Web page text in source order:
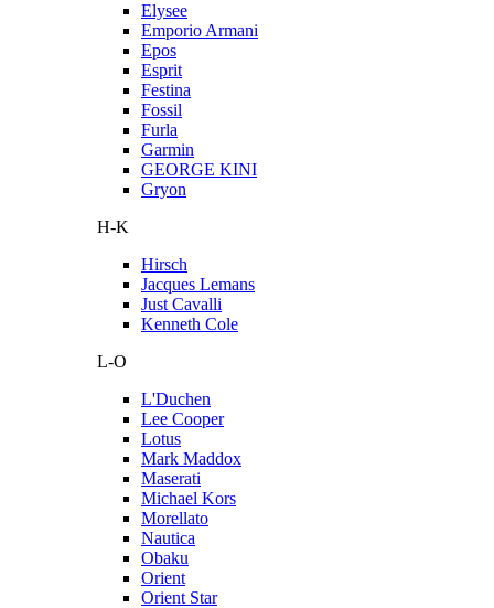
Elysee
Emporio Armani
Epos
Esprit
Festina
Fossil
Furla
Garmin
GEORGE KINI
Gryon
H-K
Hirsch
Jacques Lemans
Just Cavalli
Kenneth Cole
L-O
L'Duchen
Lee Cooper
Lotus
Mark Maddox
Maserati
Michael Kors
Morellato
Nautica
Obaku
Orient
Orient Star